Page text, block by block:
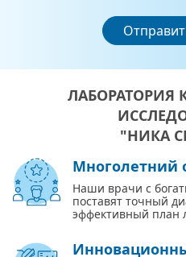
ЛАБОРАТОРИЯ
"НИКА
Многолетний
Наши врачи с
поставят точный
эффективный план